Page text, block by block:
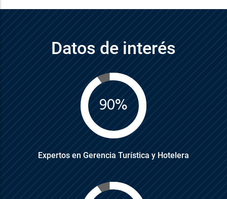
Datos de interés
90%
Expertos en Gerencia Turística y Hotelera